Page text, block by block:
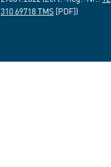
310 69718 TMS [PDF])